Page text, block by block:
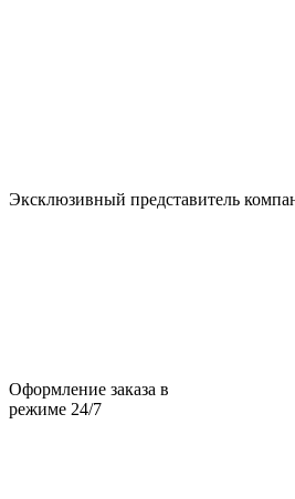
Эксклюзивный представитель
Оформление заказа в
режиме 24/7